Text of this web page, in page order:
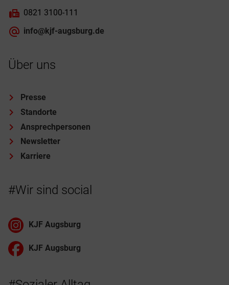
0821 3100-111
info@kjf-augsburg.de
Über uns
Presse
Standorte
Ansprechpersonen
Newsletter
Karriere
#Wir sind social
KJF Augsburg
KJF Augsburg